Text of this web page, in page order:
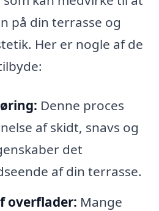
på din terrasse og
Her er nogle af de
Denne proces
af skidt, snavs og
det
af din terrasse.
overflader: Mange